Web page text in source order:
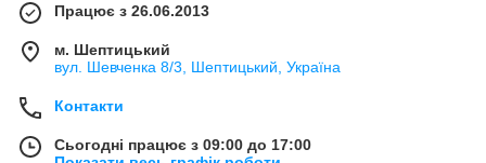
Працює з 26.06.2013
м. Шептицький
вул. Шевченка 8/3, Шептицький, Україна
Контакти
Сьогодні працює з 09:00 до 17:00